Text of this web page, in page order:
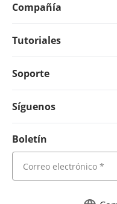
Compañía
Tutoriales
Soporte
Síguenos
Boletín